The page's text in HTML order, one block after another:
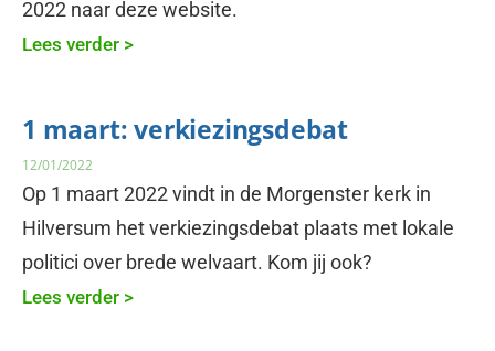
2022 naar deze website.
Lees verder >
1 maart: verkiezingsdebat
12/01/2022
Op 1 maart 2022 vindt in de Morgenster kerk in
Hilversum het verkiezingsdebat plaats met lokale
politici over brede welvaart. Kom jij ook?
Lees verder >